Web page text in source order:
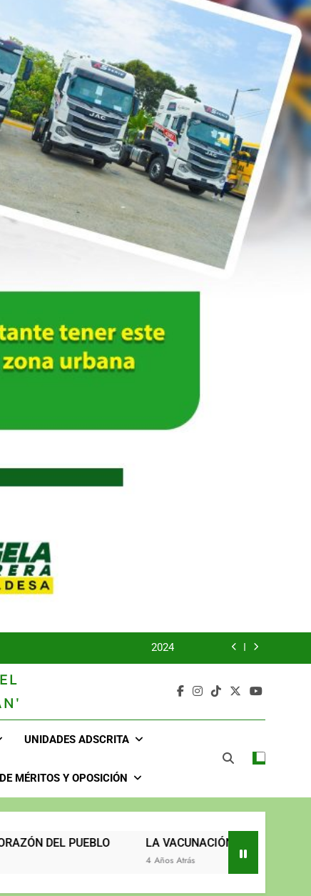
UNIDOS TRABAJANDO POR NUESTRO QUERIDO JUJAN
2024
UNIDOS TRABAJANDO POR NUESTRO QUERIDO JUJAN
UNIDADES ADSCRITA
MÉRITOS Y OPOSICIÓN
LA VACUNACIÓN CONTINÚA Y LLEGA